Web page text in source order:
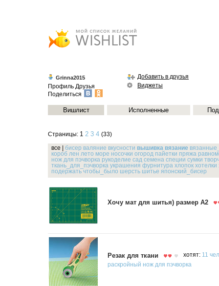
Grinna2015
Профиль Друзья
Поделиться
Добавить в друзья
Виджеты
Вишлист Исполненные
Страницы: 1 2 3 4 (33)
все бисер валяние вкусности вышивка вязание
короб лен лето море носочки огород пайетки пряжа
нож для пэчворка рукоделие сад семена специи сумки
ткань_для_пэчворка украшения фурнитура хлопок хотелки
подержать чтобы_было шерсть шитье японский_бисер
Хочу мат для шитья) размер А2
Резак для ткани хотят: 11
раскройный нож для пэчворка